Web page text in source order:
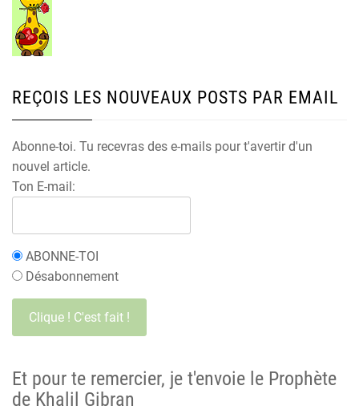
REÇOIS LES NOUVEAUX POSTS PAR EMAIL
Abonne-toi. Tu recevras des e-mails pour t'avertir d'un
nouvel article.
Ton E-mail:
ABONNE-TOI
Désabonnement
Et pour te remercier, je t'envoie le Prophète
de Khalil Gibran